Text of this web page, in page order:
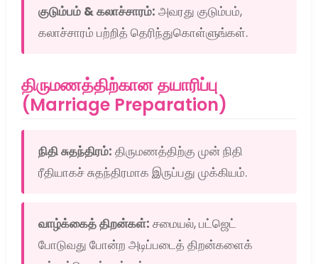
குடும்பம் & கலாச்சாரம்: அவரது குடும்பம்,
கலாச்சாரம் பற்றித் தெரிந்துகொள்ளுங்கள்.
திருமணத்திற்கான தயாரிப்பு
(Marriage Preparation)
நிதி சுதந்திரம்: திருமணத்திற்கு முன் நிதி
ரீதியாகச் சுதந்திரமாக இருப்பது முக்கியம்.
வாழ்க்கைத் திறன்கள்: சமையல், பட்ஜெட்
போடுவது போன்ற அடிப்படைத் திறன்களைக்